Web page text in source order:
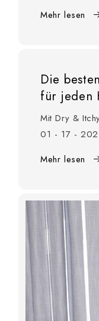
Mehr lesen
Die
für jeden
Mit Dry &
01 - 17 -
Mehr lesen